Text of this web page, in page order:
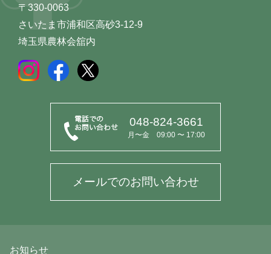
〒330-0063
さいたま市浦和区高砂3-12-9
埼玉県農林会舘内
048-824-3661
月〜金 09:00 〜 17:00
メールでのお問い合わせ
お知らせ